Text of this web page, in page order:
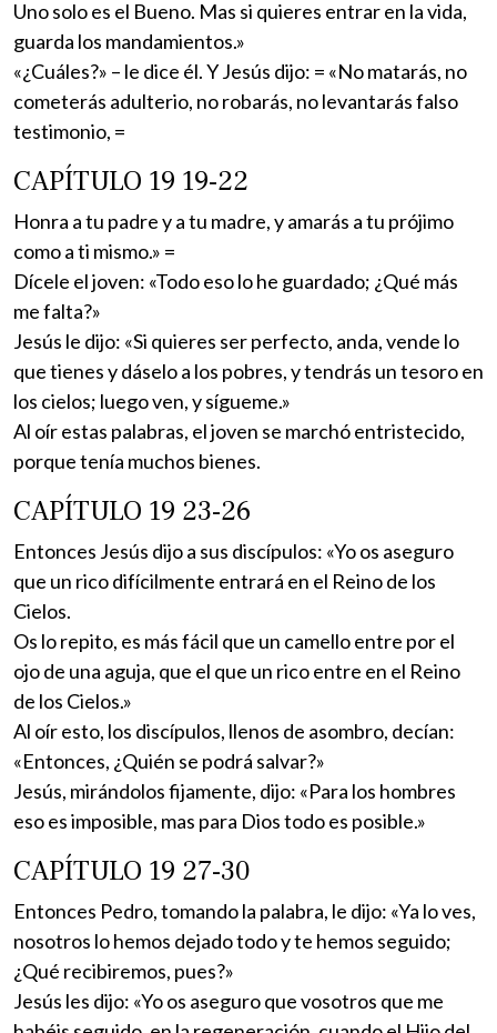
Uno solo es el Bueno. Mas si quieres entrar en la vida,
guarda los mandamientos.»
«¿Cuáles?» – le dice él. Y Jesús dijo: = «No matarás, no
cometerás adulterio, no robarás, no levantarás falso
testimonio, =
CAPÍTULO 19 19-22
Honra a tu padre y a tu madre, y amarás a tu prójimo
como a ti mismo.» =
Dícele el joven: «Todo eso lo he guardado; ¿Qué más
me falta?»
Jesús le dijo: «Si quieres ser perfecto, anda, vende lo
que tienes y dáselo a los pobres, y tendrás un tesoro en
los cielos; luego ven, y sígueme.»
Al oír estas palabras, el joven se marchó entristecido,
porque tenía muchos bienes.
CAPÍTULO 19 23-26
Entonces Jesús dijo a sus discípulos: «Yo os aseguro
que un rico difícilmente entrará en el Reino de los
Cielos.
Os lo repito, es más fácil que un camello entre por el
ojo de una aguja, que el que un rico entre en el Reino
de los Cielos.»
Al oír esto, los discípulos, llenos de asombro, decían:
«Entonces, ¿Quién se podrá salvar?»
Jesús, mirándolos fijamente, dijo: «Para los hombres
eso es imposible, mas para Dios todo es posible.»
CAPÍTULO 19 27-30
Entonces Pedro, tomando la palabra, le dijo: «Ya lo ves,
nosotros lo hemos dejado todo y te hemos seguido;
¿Qué recibiremos, pues?»
Jesús les dijo: «Yo os aseguro que vosotros que me